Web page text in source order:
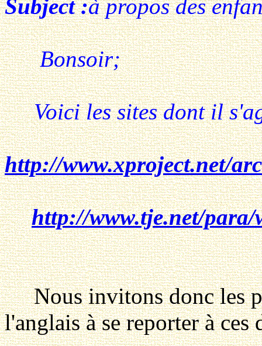
Subject :à propos des
Bonsoir;
Voici les sites dont il
http://www.xproject.net/
http://www.tje.net/para/
Nous invitons donc les
l'anglais à se reporter à